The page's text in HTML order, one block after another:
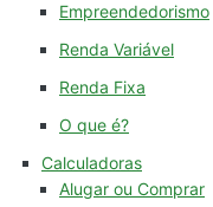
Empreendedorismo
Renda Variável
Renda Fixa
O que é?
Calculadoras
Alugar ou Comprar